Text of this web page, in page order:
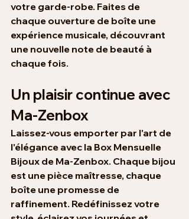
votre garde-robe. Faites de
chaque ouverture de boîte une
expérience musicale, découvrant
une nouvelle note de beauté à
chaque fois.
Un plaisir continue avec
Ma-Zenbox
Laissez-vous emporter par l'art de
l'élégance avec la Box Mensuelle
Bijoux de Ma-Zenbox. Chaque bijou
est une pièce maîtresse, chaque
boîte une promesse de
raffinement. Redéfinissez votre